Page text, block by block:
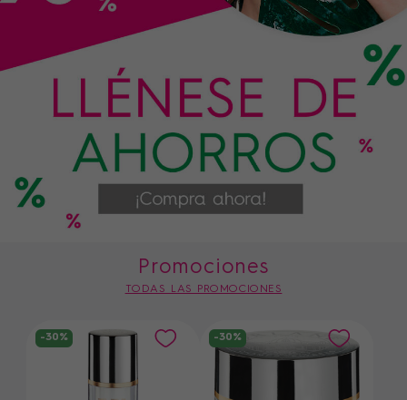
Promociones
TODAS LAS PROMOCIONES
-30% -30%